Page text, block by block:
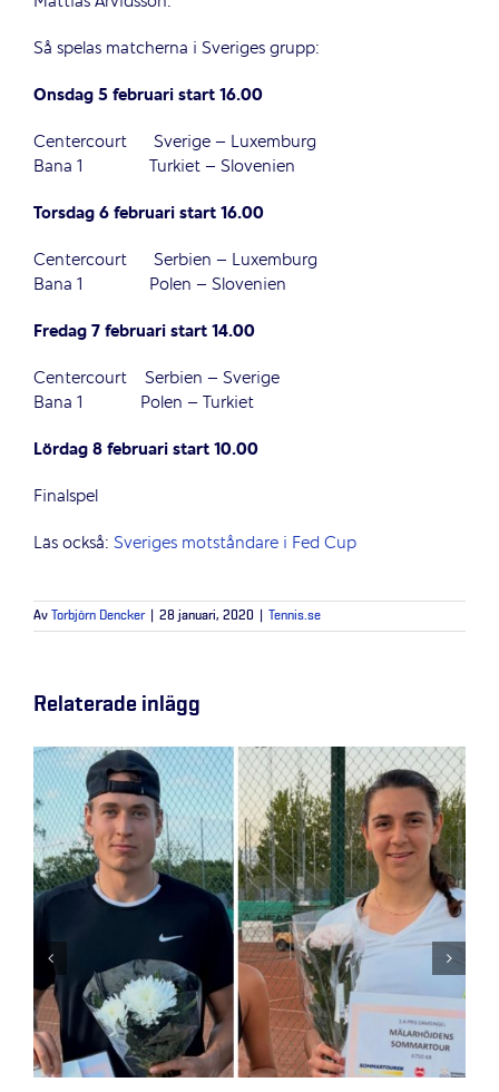
Så spelas matcherna i Sveriges grupp:
Onsdag 5 februari start 16.00
Centercourt Sverige – Luxemburg
Bana 1 Turkiet – Slovenien
Torsdag 6 februari start 16.00
Centercourt Serbien – Luxemburg
Bana 1 Polen – Slovenien
Fredag 7 februari start 14.00
Centercourt Serbien – Sverige
Bana 1 Polen – Turkiet
Lördag 8 februari start 10.00
Finalspel
Läs också: Sveriges motståndare i Fed Cup
Av Torbjörn Dencker 28 januari, 2020 Tennis.se
Relaterade inlägg